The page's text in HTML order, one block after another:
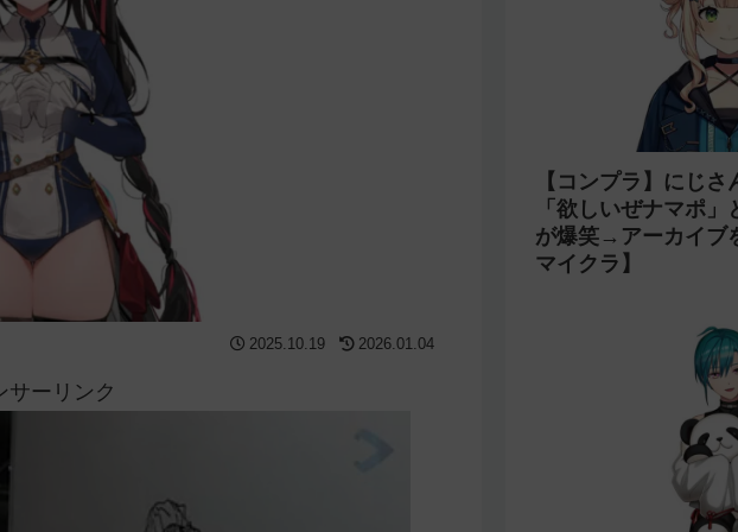
2025.10.19 2026.01.04
サーリンク
【コンプラ】にじ
「欲しいぜナマポ
が爆笑→アーカイブ
マイクラ】